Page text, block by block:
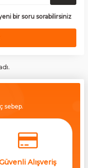
yeni bir soru sorabilirsiniz
sebep.
Alışveriş